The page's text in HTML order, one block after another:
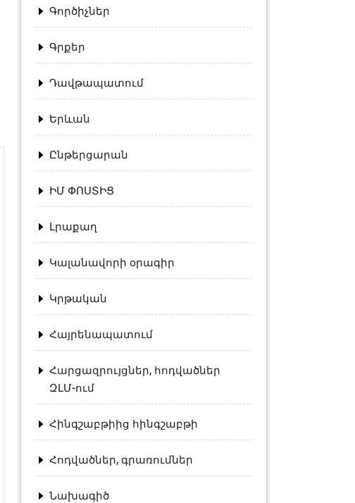
Գործիչներ
Գրքեր
Դավթապատում
Երևան
Ընթերցարան
ԻՄ ՓՈՍՏԻՑ
Լրաքաղ
Կալանավորի օրագիր
Կրթական
Հայրենապատում
Հարցազրույցներ, հոդվածներ
ԶԼՄ-ում
Հինգշաբթիից հինգշաբթի
Հոդվածներ, գրառումներ
Նախագիծ